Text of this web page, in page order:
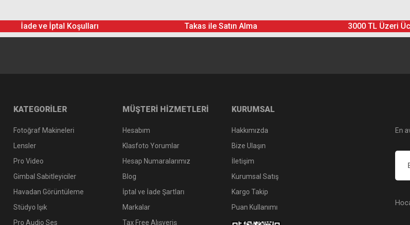
İade ve İptal Koşulları Takas ile Satın Alma 3000 TL Üzeri
KATEGORİLER
Fotoğraf Makineleri
Lensler
Pro Video
Gimbal Sabitleyiciler
Havadan Görüntüleme
Stüdyo Işık
Pro Audio Ses
MÜŞTERİ HİZMETLERİ
Hesabım
Klasfoto Yorumlar
Hesap Numaralarımız
Blog
İptal ve İade Şartları
Markalar
Tax Free Alışveriş
KURUMSAL
Hakkımızda
Bize Ulaşın
İletişim
Kurumsal Satış
Kargo Takip
Puan Kullanımı
En